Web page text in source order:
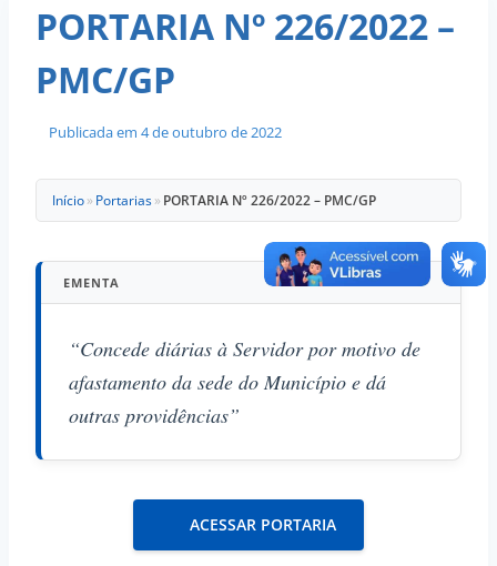
PORTARIA Nº 226/2022 –
PMC/GP
Publicada em 4 de outubro de 2022
Início» Portarias» PORTARIA Nº 226/2022 – PMC/GP
EMENTA
“Concede diárias à Servidor por motivo de
afastamento da sede do Município e dá
outras providências”
ACESSAR PORTARIA